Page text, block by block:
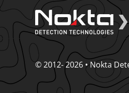
© 2012- 2026 • Nokta